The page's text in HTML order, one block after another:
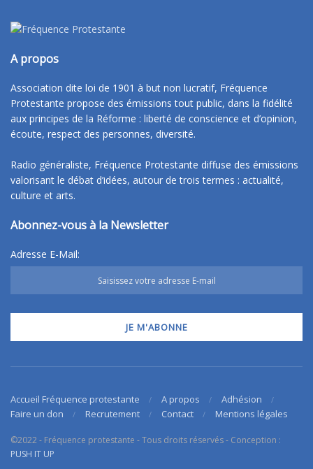
A propos
Association dite loi de 1901 à but non lucratif, Fréquence
Protestante propose des émissions tout public, dans la fidélité
aux principes de la Réforme : liberté de conscience et d’opinion,
écoute, respect des personnes, diversité.
Radio généraliste, Fréquence Protestante diffuse des émissions
valorisant le débat d’idées, autour de trois termes : actualité,
culture et arts.
Abonnez-vous à la Newsletter
Adresse E-Mail:
Accueil Fréquence protestante A propos
Adhésion
Faire un don
Recrutement Contact Mentions légales
©2022 - Fréquence protestante - Tous droits réservés - Conception :
PUSH IT UP